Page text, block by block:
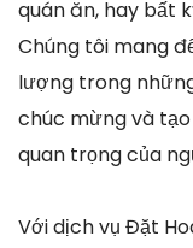
quán ăn, hay bất
Chúng tôi mang
lượng trong
chúc mừng và
quan trọng của
Với dịch vụ Đặt